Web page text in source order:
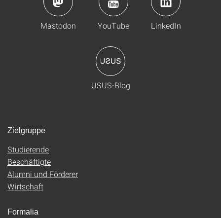
Mastodon YouTube LinkedIn
USUS-Blog
Zielgruppe
Studierende
Beschäftigte
Alumni und Förderer
Wirtschaft
Formalia